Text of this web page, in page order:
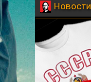
Новости